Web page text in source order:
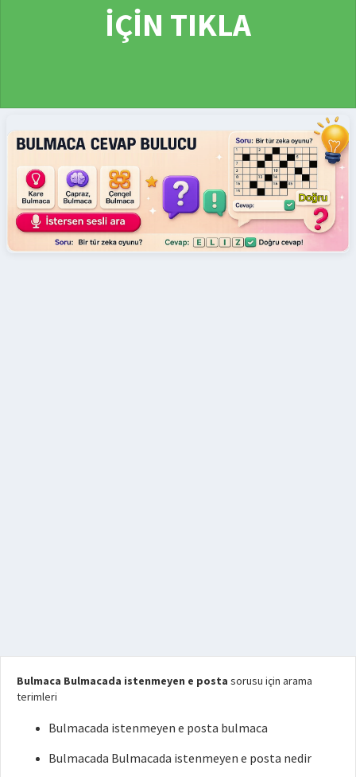
İÇİN TIKLA
Bulmaca Bulmacada istenmeyen e posta sorusu için arama
terimleri
Bulmacada istenmeyen e posta bulmaca
Bulmacada Bulmacada istenmeyen e posta nedir